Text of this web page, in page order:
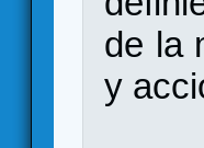
de la
y